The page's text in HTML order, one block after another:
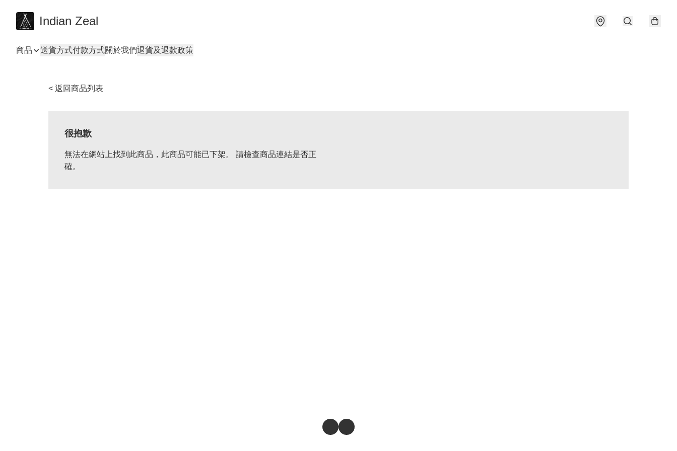
Indian Zeal
商品 送貨方式付款方式關於我們退貨及退款政策
< 返回商品列表
很抱歉
無法在網站上找到此商品，此商品可能已下架。 請檢查商品連結是否正
確。